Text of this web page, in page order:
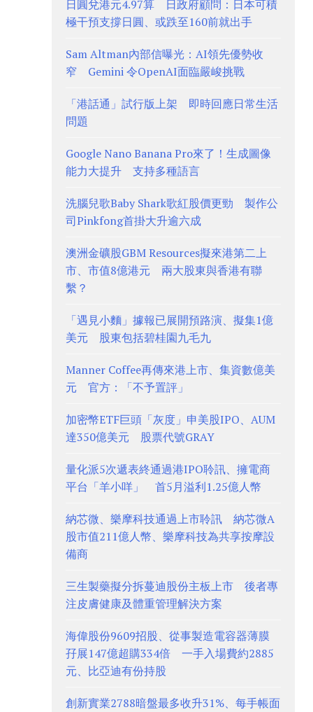
日圓兌港元4.97算 日政府顧問：日本可積
極干預支撐日圓、或跌至160前就出手
Sam Altman內部信曝光：AI領先優勢收
窄 Gemini 令OpenAI面臨嚴峻挑戰
「港話通」試行版上架 即時回應日常生活
問題
Google Nano Banana Pro來了！生成圖像
能力大提升 支持多種語言
洗腦兒歌Baby Shark歌紅股價更勁 製作公
司Pinkfong首掛大升逾六成
澳洲金礦股GBM Resources擬來港第二上
市、市值8億港元 兩大股東與香港有聯
繫？
「遇見小麵」據報已展開預路演、擬集1億
美元 股東包括碧桂園九毛九
Manner Coffee再傳來港上市、集資數億美
元 官方：「不予置評」
加密幣ETF巨頭「灰度」申美股IPO、AUM
達350億美元 股票代號GRAY
量化派5次遞表終通過港IPO聆訊、擁電商
平台「羊小咩」 首5月溢利1.25億人幣
納芯微、樂摩科技通過上市聆訊 納芯微A
股市值211億人幣、樂摩科技為共享按摩設
備商
三生製藥擬分拆蔓迪股份主板上市 後者專
注皮膚健康及體重管理解決方案
海偉股份9609招股、從事製造電容器薄膜
孖展147億超購334倍 一手入場費約2885
元、比亞迪有份持股
創新實業2788暗盤最多收升31%、每手帳面